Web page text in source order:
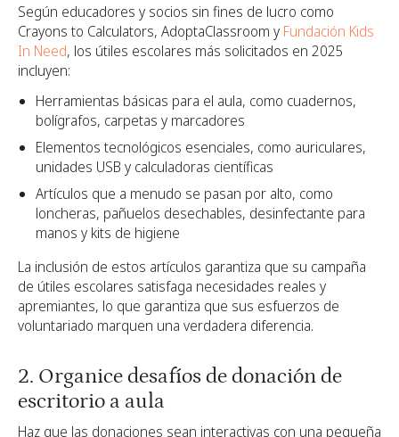
Según educadores y socios sin fines de lucro como
Crayons to Calculators, AdoptaClassroom y Fundación Kids
In Need, los útiles escolares más solicitados en 2025
incluyen:
Herramientas básicas para el aula, como cuadernos,
bolígrafos, carpetas y marcadores
Elementos tecnológicos esenciales, como auriculares,
unidades USB y calculadoras científicas
Artículos que a menudo se pasan por alto, como
loncheras, pañuelos desechables, desinfectante para
manos y kits de higiene
La inclusión de estos artículos garantiza que su campaña
de útiles escolares satisfaga necesidades reales y
apremiantes, lo que garantiza que sus esfuerzos de
voluntariado marquen una verdadera diferencia.
2. Organice desafíos de donación de
escritorio a aula
Haz que las donaciones sean interactivas con una pequeña